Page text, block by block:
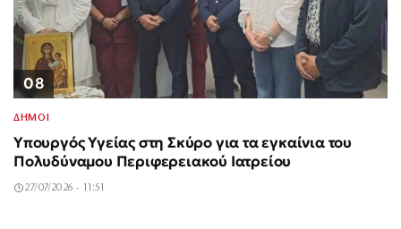
08
ΔΗΜΟΙ
Υπουργός Υγείας στη Σκύρο για τα εγκαίνια του
Πολυδύναμου Περιφερειακού Ιατρείου
27/07/2026 - 11:51